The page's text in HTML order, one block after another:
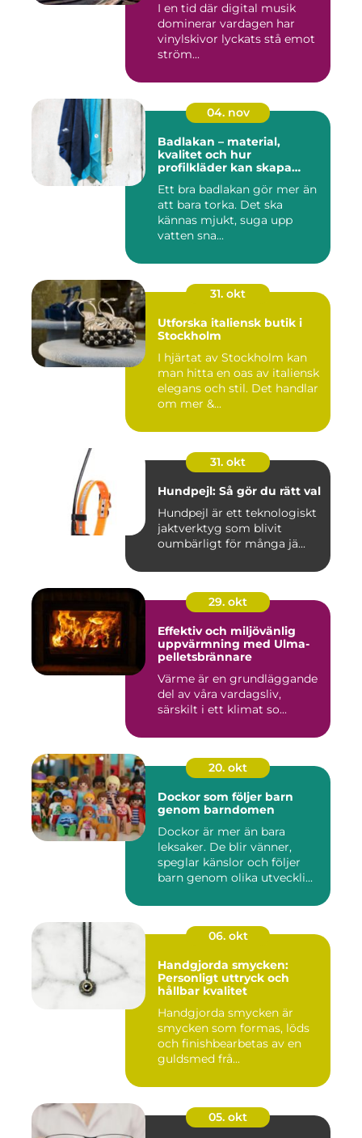
I en tid där digital musik
dominerar vardagen har
vinylskivor lyckats stå emot
ström...
04. nov
Badlakan – material,
kvalitet och hur
profilkläder kan skapa
Ett bra badlakan gör mer än
att bara torka. Det ska
kännas mjukt, suga upp
vatten sna...
31. okt
Utforska italiensk butik i
Stockholm
I hjärtat av Stockholm kan
man hitta en oas av italiensk
elegans och stil. Det handlar
om mer &...
31. okt
Hundpejl: Så gör du rätt val
Hundpejl är ett teknologiskt
jaktverktyg som blivit
oumbärligt för många jä...
29. okt
Effektiv och miljövänlig
uppvärmning med Ulma-
pelletsbrännare
Värme är en grundläggande
del av våra vardagsliv,
särskilt i ett klimat so...
20. okt
Dockor som följer barn
genom barndomen
Dockor är mer än bara
leksaker. De blir vänner,
speglar känslor och följer
barn genom olika utveckli...
06. okt
Handgjorda smycken:
Personligt uttryck och
hållbar kvalitet
Handgjorda smycken är
smycken som formas, löds
och finishbearbetas av en
guldsmed frå...
05. okt